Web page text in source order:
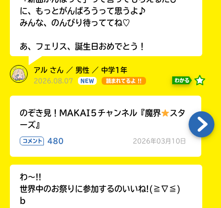
に、もっとがんばろうって思うよ♪
みんな、のんびり待っててね♡
あ、フェリス、誕生日おめでとう！
アル さん ／ 男性 ／ 中学1年
2026.08.07 NEW 読まれてるよ !! わかる
のぞき見！MAKAI５チャンネル『魔界
スタ
ーズ』
コメント 480 2026年03月10日
わ〜!!
世界中のお祭りに参加するのいいね!(≧∇≦)
b